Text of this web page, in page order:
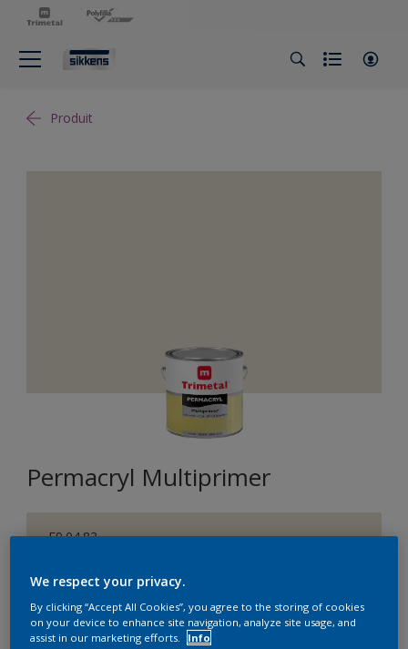
Produit
Permacryl Multiprimer
F9.04.83
Format
1L 2,5L
We respect your privacy.
By clicking “Accept All Cookies”, you agree to the storing of cookies
on your device to enhance site navigation, analyze site usage, and
assist in our marketing efforts.
Info